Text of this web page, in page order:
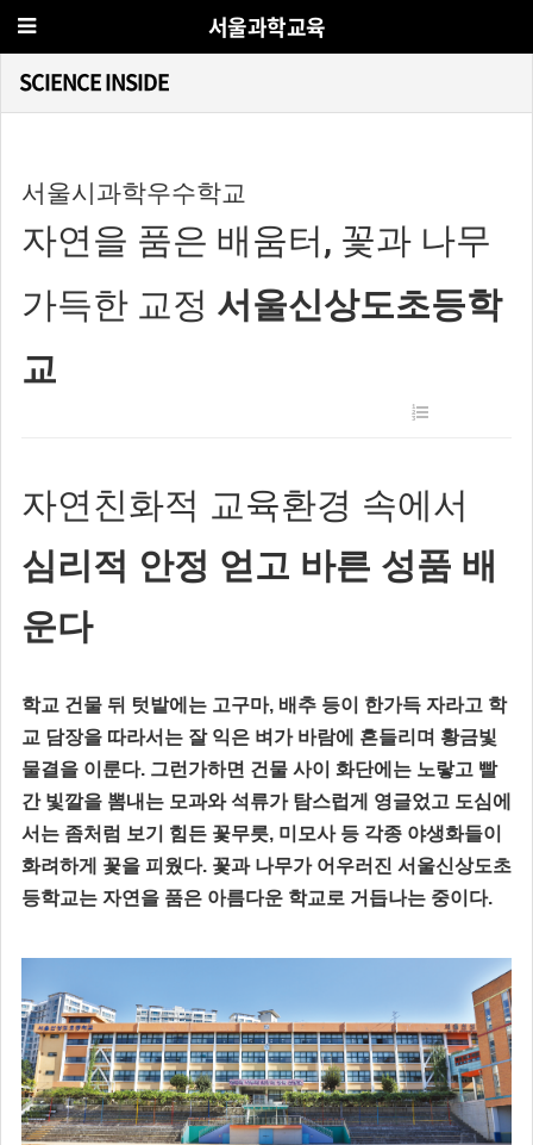
서울과학교육
SCIENCE INSIDE
서울시과학우수학교
자연을 품은 배움터, 꽃과 나무
가득한 교정 서울신상도초등학
교
자연친화적 교육환경 속에서
심리적 안정 얻고 바른 성품 배
운다
학교 건물 뒤 텃밭에는 고구마, 배추 등이 한가득 자라고 학
교 담장을 따라서는 잘 익은 벼가 바람에 흔들리며 황금빛
물결을 이룬다. 그런가하면 건물 사이 화단에는 노랗고 빨
간 빛깔을 뽐내는 모과와 석류가 탐스럽게 영글었고 도심에
서는 좀처럼 보기 힘든 꽃무릇, 미모사 등 각종 야생화들이
화려하게 꽃을 피웠다. 꽃과 나무가 어우러진 서울신상도초
등학교는 자연을 품은 아름다운 학교로 거듭나는 중이다.